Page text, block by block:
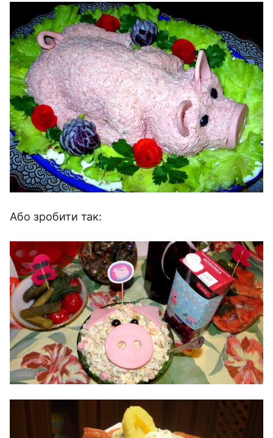
Або зробити так: